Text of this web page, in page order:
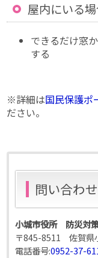
屋内にいる
できるだけ窓
する
※詳細は国民保護ポ
ださい。
問い合わせ
小城市役所 防災対策
〒845-8511 佐賀県
電話番号:0952-37-